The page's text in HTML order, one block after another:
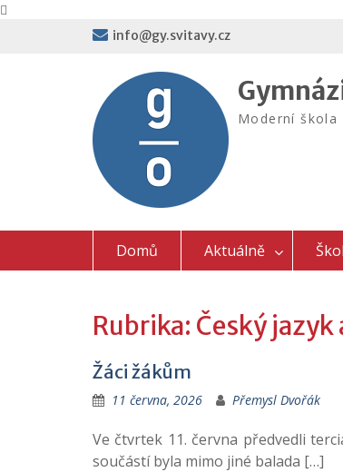
info@gy.svitavy.cz
Moderní škola
Domů Aktuálně
Rubrika: Český
Žáci žákům
11 června, 2026 Přemysl Dvořák
Ve čtvrtek 11. června předvedli
součástí byla mimo jiné balada […]